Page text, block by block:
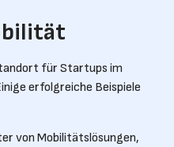
für Startups im
erfolgreiche Beispiele
von Mobilitätslösungen,